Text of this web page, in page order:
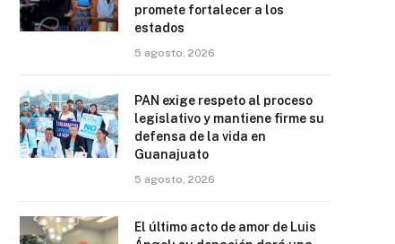
promete fortalecer a los
estados
5 agosto, 2026
PAN exige respeto al proceso
legislativo y mantiene firme su
defensa de la vida en
Guanajuato
5 agosto, 2026
El último acto de amor de Luis